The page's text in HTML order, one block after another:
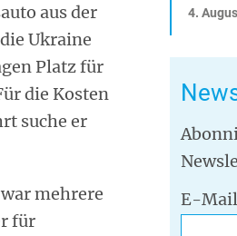
aus der
Ukraine
Platz für
die Kosten
suche er
mehrere
für
4.
E-